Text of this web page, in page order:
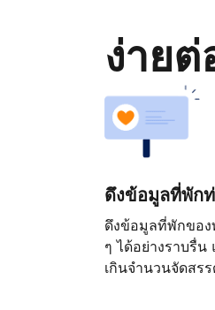
ง่าย
ดึงข้อมูลที่พัก
ดึงข้อมูลที่พักของ
ๆ ได้อย่างราบรื่น
เกินจำนวนจัดสร